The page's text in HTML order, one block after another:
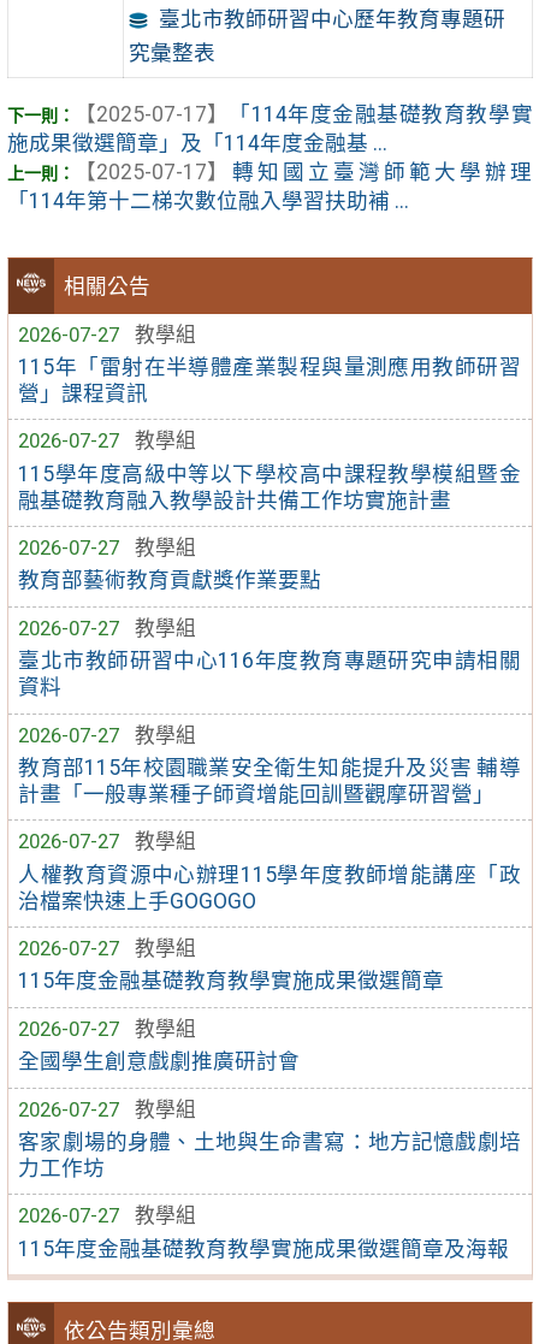
相關公告
2026-07-27
教學組
115年「雷射在半導體產業製程與量測應用教師研習
營」課程資訊
2026-07-27
教學組
115學年度高級中等以下學校高中課程教學模組暨金
融基礎教育融入教學設計共備工作坊實施計畫
2026-07-27
教學組
教育部藝術教育貢獻獎作業要點
2026-07-27
教學組
臺北市教師研習中心116年度教育專題研究申請相關
資料
2026-07-27
教學組
教育部115年校園職業安全衛生知能提升及災害 輔導
計畫「一般專業種子師資增能回訓暨觀摩研習營」
2026-07-27
教學組
人權教育資源中心辦理115學年度教師增能講座「政
治檔案快速上手GOGOGO
2026-07-27
教學組
115年度金融基礎教育教學實施成果徵選簡章
2026-07-27
教學組
全國學生創意戲劇推廣研討會
2026-07-27
教學組
客家劇場的身體、土地與生命書寫：地方記憶戲劇培
力工作坊
2026-07-27
教學組
115年度金融基礎教育教學實施成果徵選簡章及海報
依公告類別彙總
臺北市教師研習中心歷年教育專題研
究彙整表
【2025-07-17】
「114年度金融基礎教育教學實
施成果徵選簡章」及「114年度金融基 ...
【2025-07-17】
轉知國立臺灣師範大學辦理
「114年第十二梯次數位融入學習扶助補 ...